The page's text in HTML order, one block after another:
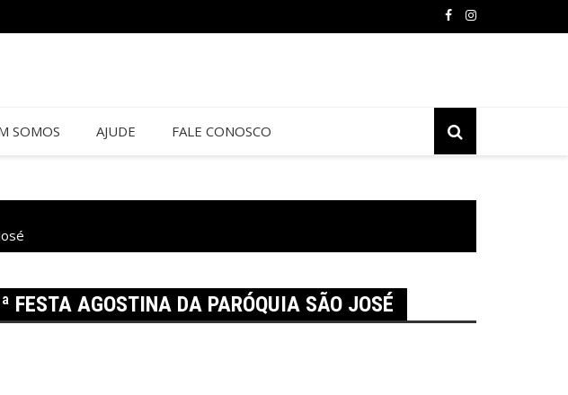
SOMOS AJUDE FALE CONOSCO
AGOSTINA DA PARÓQUIA SÃO JOSÉ